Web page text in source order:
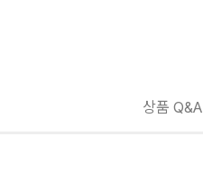
상품 Q&A